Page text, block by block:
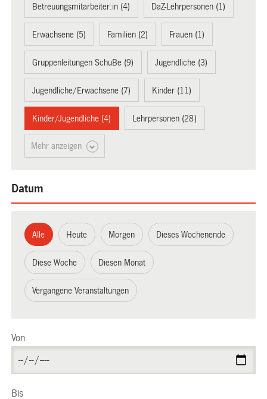
Betreuungsmitarbeiter:in (4) DaZ-Lehrpersonen (1)
Erwachsene (5) Familien (2) Frauen (1)
Gruppenleitungen SchuBe (9) Jugendliche (3)
Jugendliche/Erwachsene (7) Kinder (11)
Kinder/Jugendliche (4) Lehrpersonen (28)
Mehr anzeigen
Datum
Alle Heute Morgen Dieses Wochenende
Diese Woche Diesen Monat
Vergangene Veranstaltungen
Von
Bis